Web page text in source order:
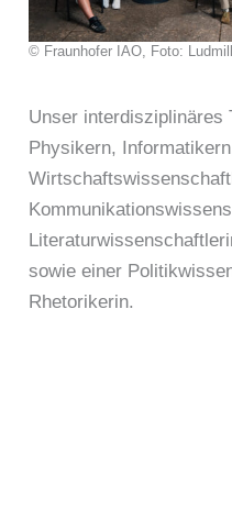
© Fraunhofer IAO, Foto:
Unser interdisziplinäres
Physikern,
sowie einer
Rhetorikerin.